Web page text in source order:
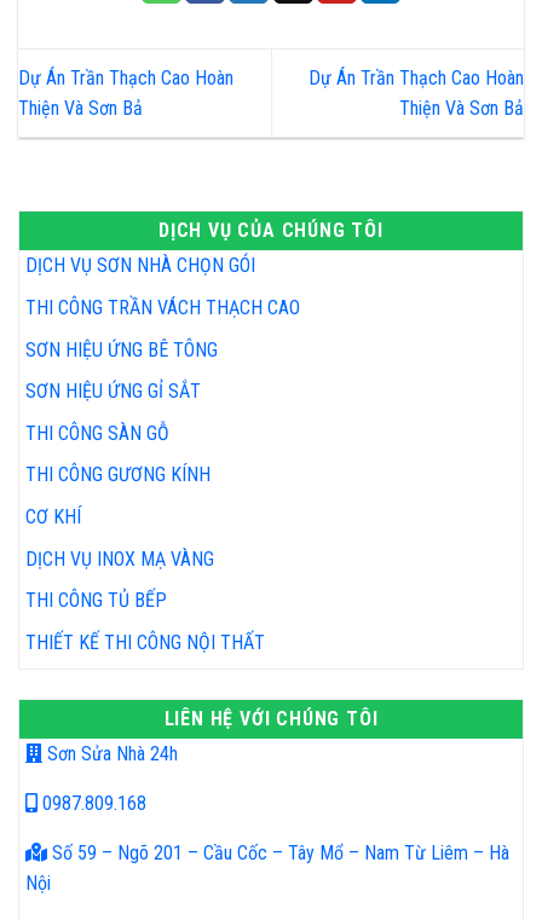
DỊCH VỤ CỦA CHÚNG TÔI
DỊCH VỤ SƠN NHÀ CHỌN GÓI
THI CÔNG TRẦN VÁCH THẠCH CAO
SƠN HIỆU ỨNG BÊ TÔNG
SƠN HIỆU ỨNG GỈ SẮT
THI CÔNG SÀN GỖ
THI CÔNG GƯƠNG KÍNH
CƠ KHÍ
DỊCH VỤ INOX MẠ VÀNG
THI CÔNG TỦ BẾP
THIẾT KẾ THI CÔNG NỘI THẤT
LIÊN HỆ VỚI CHÚNG TÔI
Sơn Sửa Nhà 24h
0987.809.168
Số 59 – Ngõ 201 – Cầu Cốc – Tây Mổ – Nam Từ Liêm – Hà
Nội
Dự Án Trần Thạch Cao Hoàn
Thiện Và Sơn Bả
Dự Án Trần Thạch Cao Hoàn
Thiện Và Sơn Bả